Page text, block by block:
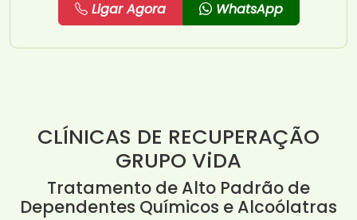
Ligar Agora WhatsApp
CLÍNICAS DE RECUPERAÇÃO
GRUPO ViDA
Tratamento de Alto Padrão de
Dependentes Químicos e Alcoólatras